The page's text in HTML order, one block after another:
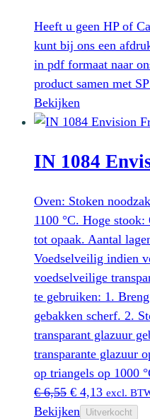
Heeft u geen HP of
kunt bij ons een
in pdf formaat naar
product samen met
Bekijken
IN 1084
Oven: Stoken
1100 °C. Hoge
tot opaak. Aantal
Voedselveilig indien
voedselveilige
te gebruiken: 1.
gebakken scherf. 2.
transparant glazuur
transparante glazuur
op triangels op 1000
€6,55
prijs
€ 4,13Huidige
prijs
excl.
Bekijken Uitverkocht